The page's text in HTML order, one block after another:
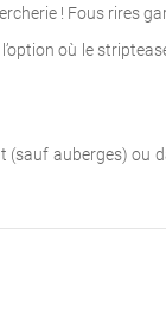
! Fous rires
où le
(sauf auberges) ou